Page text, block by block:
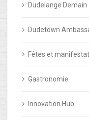
Dudelange Demain
Dudetown
Fêtes et
Gastronomie
Innovation Hub